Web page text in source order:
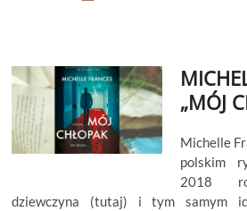
„MÓJ
Michelle
polskim
2018
dziewczyna (tutaj) i tym samym